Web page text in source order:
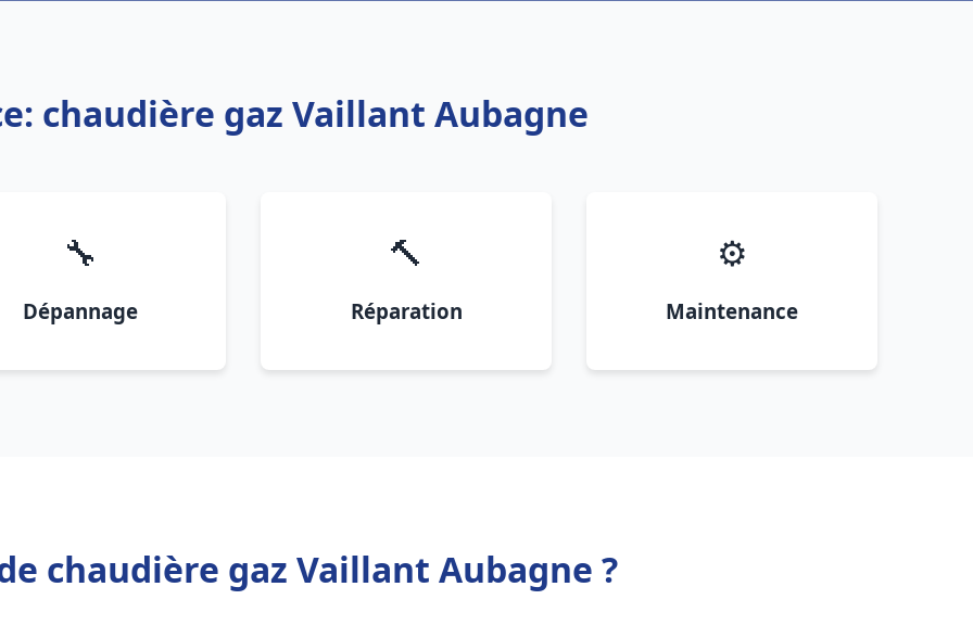
chaudière gaz Vaillant Aubagne
🔧
Dépannage
🔨
Réparation
⚙️
Maintenance
chaudière gaz Vaillant Aubagne ?